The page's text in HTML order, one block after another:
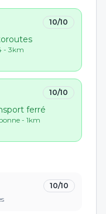
10/10
- 3km
10/10
ferré
- 1km
10/10